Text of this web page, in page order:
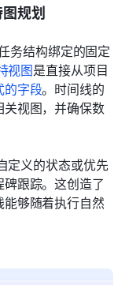
规划
务结构绑定的固定
视图是直接从项目
的字段。时间线的
视图，并确保数
定义的状态或优先
跟踪。这创造了
够随着执行自然